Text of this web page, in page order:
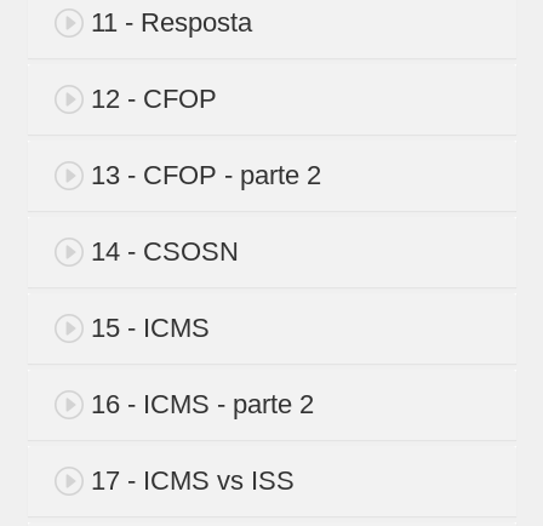
11 - Resposta
12 - CFOP
13 - CFOP - parte 2
14 - CSOSN
15 - ICMS
16 - ICMS - parte 2
17 - ICMS vs ISS